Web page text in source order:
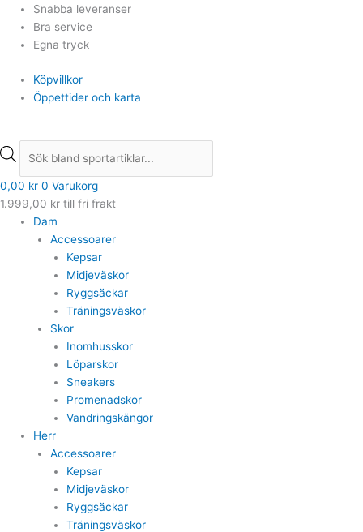
Hoppa
innehåll
Snabba leveranser
Bra service
Egna tryck
Köpvillkor
Öppettider och karta
Products
search
0,00 kr 0 Varukorg
1.999,00 kr till fri frakt
Dam
Accessoarer
Kepsar
Midjeväskor
Ryggsäckar
Träningsväskor
Skor
Inomhusskor
Löparskor
Sneakers
Promenadskor
Vandringskängor
Herr
Accessoarer
Kepsar
Midjeväskor
Ryggsäckar
Träningsväskor
Products
search